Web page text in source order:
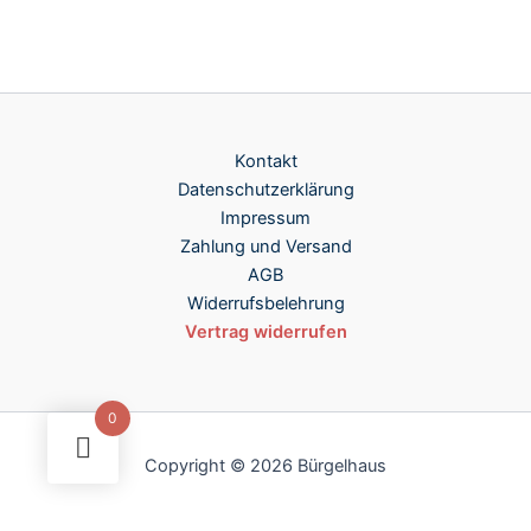
Kontakt
Datenschutzerklärung
Impressum
Zahlung und Versand
AGB
Widerrufsbelehrung
Vertrag widerrufen
Copyright © 2026 Bürgelhaus
0